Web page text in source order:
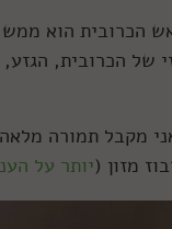
הכרובית הוא ממש
של הכרובית,
מקבל תמורה מלאה
מזון (יותר על